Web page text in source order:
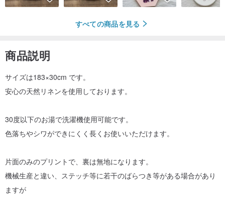
すべての商品を見る
商品説明
サイズは183×30cm です。
安心の天然リネンを使用しております。
30度以下のお湯で洗濯機使用可能です。
色落ちやシワができにくく長くお使いいただけます。
片面のみのプリントで、裏は無地になります。
機械生産と違い、ステッチ等に若干のばらつき等がある場合があり
ますが